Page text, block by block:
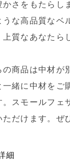
かさをもたらし
うな高品質なベ
上質なあなたら
商品は中材が
一緒に中材をご
。スモールフェ
ただけます。ぜ
細